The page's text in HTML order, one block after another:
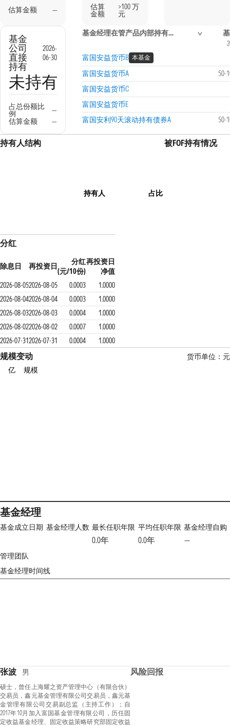
估算金额 — 估算
金额
>100 万
元
基金
公司
直接
持有
2026-
06-30
未持有
占总份额比
例
—
估算金额
—
基金经理在管产品内部持有信息
富国安益货币B 本基金
富国安益货币A
50-
富国安益货币C
富国安益货币E
富国安利90天滚动持有债券A
50-
持有人结构
持有人 占比
被FOF持有情况
分红
除息日 再投资日
分红
(元/10份)
再投资日
净值
2026-08-052026-08-05 0.0003
1.0000
2026-08-042026-08-04 0.0003
1.0000
2026-08-032026-08-03 0.0004
1.0000
2026-08-022026-08-02 0.0007
1.0000
2026-07-312026-07-31 0.0004 1.0000
规模变动
货币单位：元
亿
规模
基金经理
基金成立日期 基金经理人数 最长任职年限
0.0年
平均任职年限
0.0年
基金经理自购
—
管理团队
基金经理时间线
张波 男
硕士，曾任上海耀之资产管理中心（有限合伙）
交易员，鑫元基金管理有限公司交易员，鑫元基
金管理有限公司交易副总监（主持工作）；自
2017年10月加入富国基金管理有限公司，历任固
定收益基金经理、固定收益策略研究部固定收益
风险回报